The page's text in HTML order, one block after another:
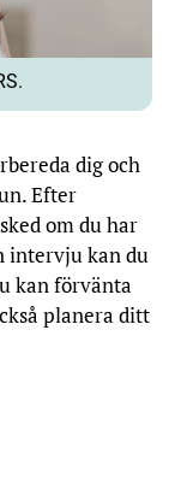
dig och
Efter
om du har
intervju kan du
kan förvänta
planera ditt